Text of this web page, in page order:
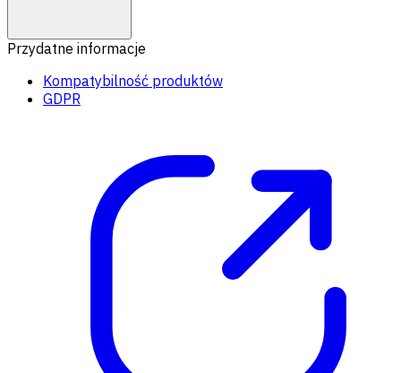
Przydatne informacje
Kompatybilność produktów
GDPR